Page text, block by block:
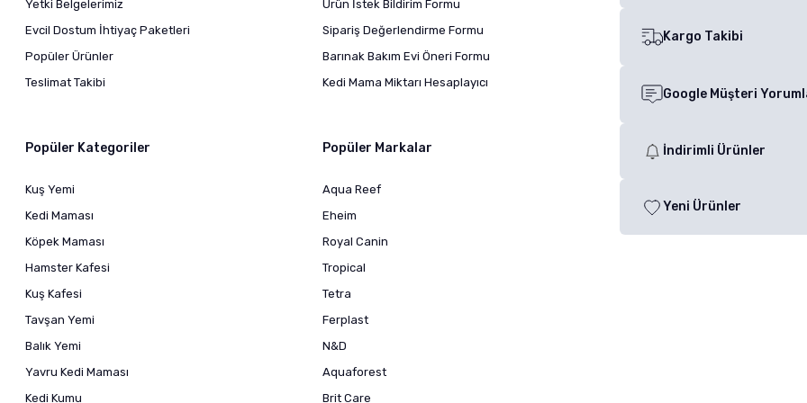
Yetki Belgelerimiz
Evcil Dostum İhtiyaç Paketleri
Popüler Ürünler
Teslimat Takibi
Ürün İstek Bildirim Formu
Sipariş Değerlendirme Formu
Barınak Bakım Evi Öneri Formu
Kedi Mama Miktarı Hesaplayıcı
Popüler Kategoriler
Kuş Yemi
Kedi Maması
Köpek Maması
Hamster Kafesi
Kuş Kafesi
Tavşan Yemi
Balık Yemi
Yavru Kedi Maması
Kedi Kumu
Popüler Markalar
Aqua Reef
Eheim
Royal Canin
Tropical
Tetra
Ferplast
N&D
Aquaforest
Brit Care
Kargo Takibi
Google Müşteri
İndirimli Ürünler
Yeni Ürünler